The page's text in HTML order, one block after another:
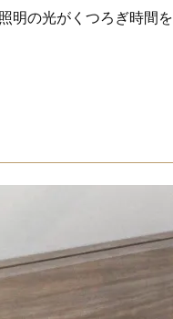
明の光がくつろぎ時間を